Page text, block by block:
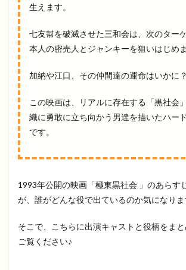
生えます。
七友幇を破滅させた三和会は、次のター
本人の密売人とジャンキーを狙いはじめま
加納や江口、その仲間達の運命はいかに？
この映画は、リアルに存在する「黒社会
織に勇敢に立ち向かう男達を描いたハー
です。
1993年公開の映画「極東黒社会 」のあらす
が、誰がどんな役で出ているのか気になりま
そこで、こちらに出演キャストと役柄をまと
ご覧ください♪